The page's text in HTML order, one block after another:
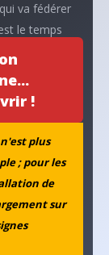
!
plus
; pour les
de
sur
va fédérer
le temps
et des
fait quoi. Le
et sa
se porte
se focalise
de réussite
le temps
le travail,